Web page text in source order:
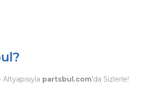
partsbul.com'da Sizlerle!